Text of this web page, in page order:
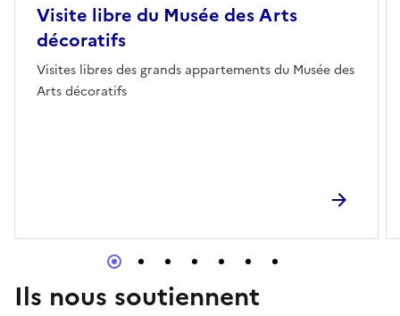
Visite libre du Musée des Arts
décoratifs
Visites libres des grands appartements du Musée des
Arts décoratifs
Ils nous soutiennent